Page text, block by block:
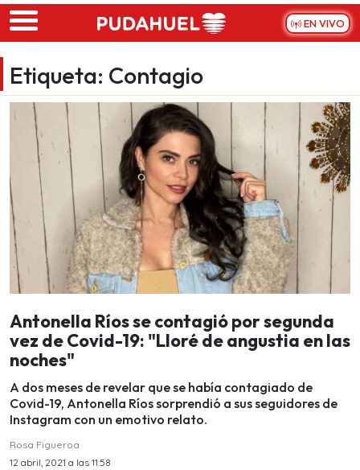
Skip to main content
EN VIVO
Etiqueta: Contagio
Antonella Ríos se contagió por segunda
vez de Covid-19: "Lloré de angustia en las
noches"
A dos meses de revelar que se había contagiado de
Covid-19, Antonella Ríos sorprendió a sus seguidores de
Instagram con un emotivo relato.
Rosa Figueroa
12 abril, 2021 a las 11:58